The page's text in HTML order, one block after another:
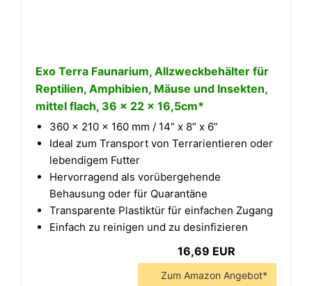
Exo Terra Faunarium, Allzweckbehälter für
Reptilien, Amphibien, Mäuse und Insekten,
mittel flach, 36 x 22 x 16,5cm*
360 x 210 x 160 mm / 14” x 8” x 6”
Ideal zum Transport von Terrarientieren oder
lebendigem Futter
Hervorragend als vorübergehende
Behausung oder für Quarantäne
Transparente Plastiktür für einfachen Zugang
Einfach zu reinigen und zu desinfizieren
16,69 EUR
Zum Amazon Angebot*